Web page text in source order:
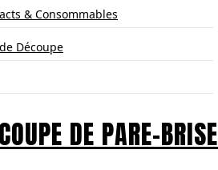
& Consommables
Découpe
DE PARE-BRISE